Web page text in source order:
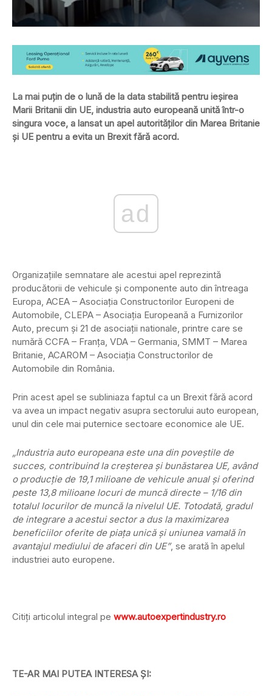
La mai puţin de o lună de la data stabilită pentru ieşirea
Marii Britanii din UE, industria auto europeană unită într-o
singura voce, a lansat un apel autorităţilor din Marea Britanie
şi UE pentru a evita un Brexit fără acord.
ad
Organizaţiile semnatare ale acestui apel reprezintă
producătorii de vehicule şi componente auto din întreaga
Europa, ACEA – Asociaţia Constructorilor Europeni de
Automobile, CLEPA – Asociaţia Europeană a Furnizorilor
Auto, precum şi 21 de asociaţii nationale, printre care se
numără CCFA – Franţa, VDA – Germania, SMMT – Marea
Britanie, ACAROM – Asociaţia Constructorilor de
Automobile din România.
Prin acest apel se subliniaza faptul ca un Brexit fără acord
va avea un impact negativ asupra sectorului auto european,
unul din cele mai puternice sectoare economice ale UE.
„Industria auto europeana este una din poveştile de
succes, contribuind la creşterea şi bunăstarea UE, având
o producţie de 19,1 milioane de vehicule anual şi oferind
peste 13,8 milioane locuri de muncă directe – 1/16 din
totalul locurilor de muncă la nivelul UE. Totodată, gradul
de integrare a acestui sector a dus la maximizarea
beneficiilor oferite de piaţa unică şi uniunea vamală în
avantajul mediului de afaceri din UE”, se arată în apelul
industriei auto europene.
Citiţi articolul integral pe www.autoexpertindustry.ro
TE-AR MAI PUTEA INTERESA ŞI: